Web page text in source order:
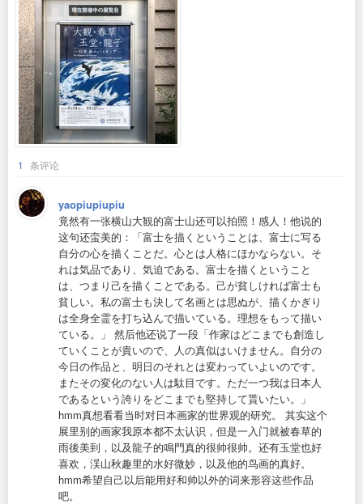
1 条评论
yaopiupiupiu
竟然有一张横山大観的富士山还可以拍照！感人！他说的
这句还蛮美的：「富士を描くということは、富士に写る
自分の心を描くことだ。心とは人格にほかならない。そ
れは気品であり、気迫である。富士を描くということ
は、つまり己を描くことである。己が貧しければ富士も
貧しい。私の富士も決して名画とは思ぬが、描くかぎり
は全身全霊を打ち込んで描いている。理想をもって描い
ている。」 然后他还说了一段「作家はどこまでも創造し
ていくことが貴いので、人の真似はいけません。自分の
今日の作品と、明日のそれとは変わっていよいのです。
またその変化のない人は駄目です。ただ一つ我は日本人
であるという誇りをどこまでも堅持して貰いたい。」
hmm真想看看当时对日本画家的世界观的研究。 其实这个
展里别的画家我原本都不太认识，但是一入门就被春草的
雨後美到，以及龍子的鳴門真的很帅很帅。还有玉堂也好
喜欢，渓山秋趣里的水好微妙，以及他的鸟画的真好。
hmm希望自己以后能用好和帅以外的词来形容这些作品
吧。